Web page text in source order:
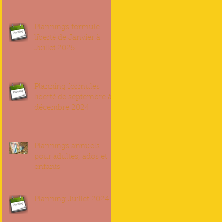
Plannings formule
liberté de Janvier à
Juillet 2025
Planning formules
liberté de septembre à
décembre 2024
Plannings annuels
pour adultes, ados et
enfants
Planning Juillet 2024